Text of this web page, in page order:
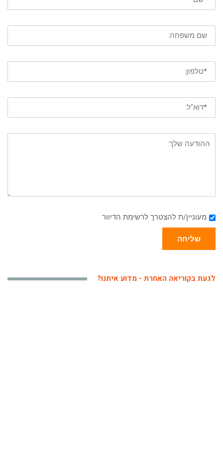
מעוניין/ת להצטרך לרשימת הדיוור
שליחה
לגעת בקוריאה האחרת - מדוע איתנו?